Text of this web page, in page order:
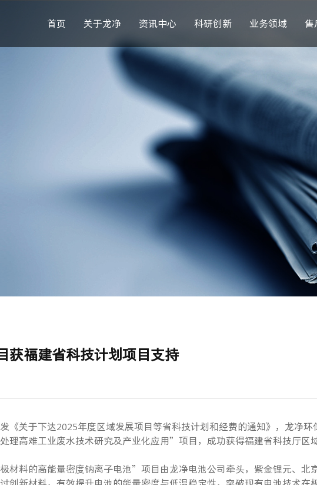
首页 关于龙净 资讯中心 科研创新 业务领域 售
获福建省科技计划项目支持
《关于下达2025年度区域发展项目等省科技计划和经费的通知》，龙净
高难工业废水技术研究及产业化应用”项目，成功获得福建省科技厅区
材料的高能量密度钠离子电池”项目由龙净电池公司牵头，紫金锂元、北